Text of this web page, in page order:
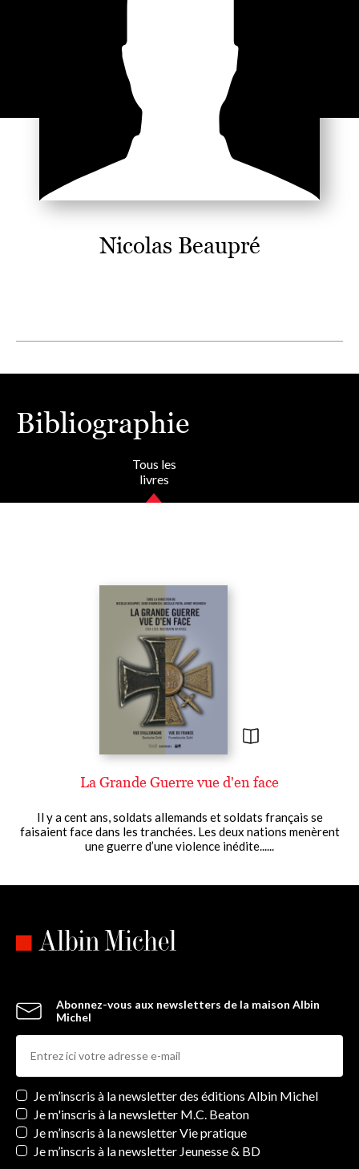
Nicolas Beaupré
Bibliographie
Tous les
livres
La Grande Guerre vue d'en face
Il y a cent ans, soldats allemands et soldats français se
faisaient face dans les tranchées. Les deux nations menèrent
une guerre d’une violence inédite......
Abonnez-vous aux newsletters de la maison Albin
Michel
Newsletters
Je m’inscris à la newsletter des éditions Albin Michel
Je m'inscris à la newsletter M.C. Beaton
Je m’inscris à la newsletter Vie pratique
Je m’inscris à la newsletter Jeunesse & BD